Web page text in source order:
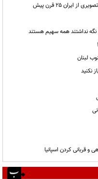
نگه نداشتند همه سهیم هستند
لبنان
نکنید
و قربانی کردن اسپانیا